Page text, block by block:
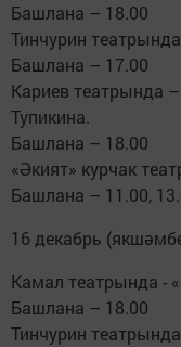
Башлана – 18.00
Тинчурин
Башлана – 17.00
Кариев театрында
Тупикина.
Башлана – 18.00
«Әкият» курчак
Башлана – 11.00,
16 декабрь
Камал театрында -
Башлана – 18.00
Тинчурин